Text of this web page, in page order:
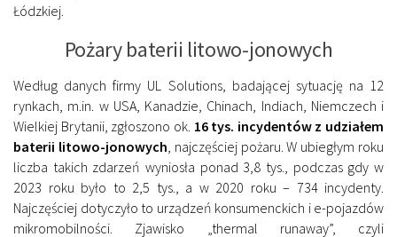
Łódzkiej.
Pożary baterii litowo-jonowych
Według danych firmy UL Solutions, badającej sytuację na 12
rynkach, m.in. w USA, Kanadzie, Chinach, Indiach, Niemczech i
Wielkiej Brytanii, zgłoszono ok. 16 tys. incydentów z udziałem
baterii litowo-jonowych , najczęściej pożaru. W ubiegłym roku
liczba takich zdarzeń wyniosła ponad 3,8 tys., podczas gdy w
2023 roku było to 2,5 tys., a w 2020 roku – 734 incydenty.
Najczęściej dotyczyło to urządzeń konsumenckich i e-pojazdów
mikromobilności. Zjawisko „thermal runaway”, czyli